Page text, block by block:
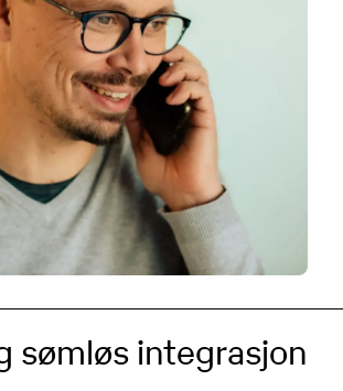
sømløs integrasjon